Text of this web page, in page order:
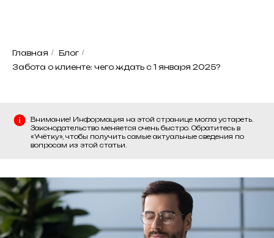
Главная / Блог /
Забота о клиенте: чего ждать с 1 января 2025?
Внимание! Информация на этой странице могла устареть.
Законодательство меняется очень быстро. Обратитесь в
«Учётку», чтобы получить самые актуальные сведения по
вопросам из этой статьи.